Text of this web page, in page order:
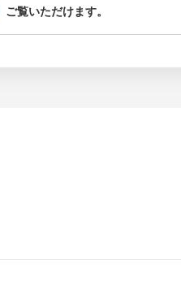
ご覧いただけます。